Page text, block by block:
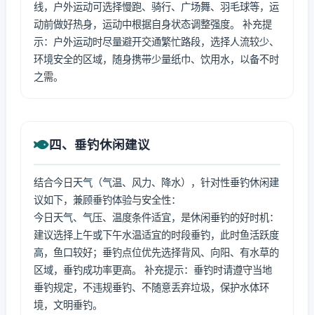
线，户外运动可选择慢跑、骑行、广场舞、羽毛球等，运
动前做好热身，运动中根据自身状态调整强度。 补充提
示：户外运动时尽量避开交通繁忙路段，选择人流较少、
环境安全的区域，随身携带少量纸巾、饮用水，以备不时
之需。
四、垂钓休闲建议
结合今日天气（气温、风力、降水），针对性垂钓休闲建
议如下，兼顾垂钓体验与安全性：
今日天气、气压、温度条件适宜，是休闲垂钓的好时机：
建议选择上午或下午水温适宜的时段垂钓，此时鱼活跃度
高，鱼口较好；垂钓点位优先选择背风、向阳、有水草的
区域，垂钓成功率更高。 补充提示：垂钓时请遵守当地
垂钓规定，不违规垂钓、不随意丢弃垃圾，保护水体环
境，文明垂钓。